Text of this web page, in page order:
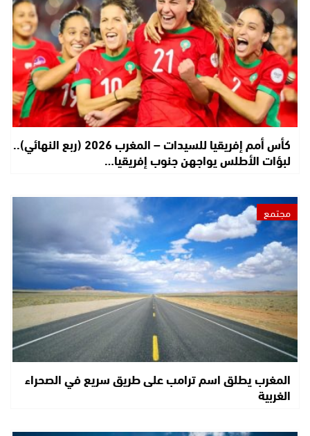
كأس أمم إفريقيا للسيدات – المغرب 2026 (ربع النهائي)..
لبؤات الأطلس يواجهن جنوب إفريقيا…
مجتمع
المغرب يطلق اسم ترامب على طريق سريع في الصحراء
الغربية